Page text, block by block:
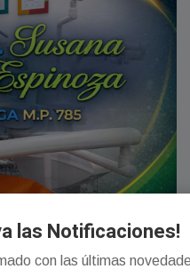
las Notificaciones!
con las últimas